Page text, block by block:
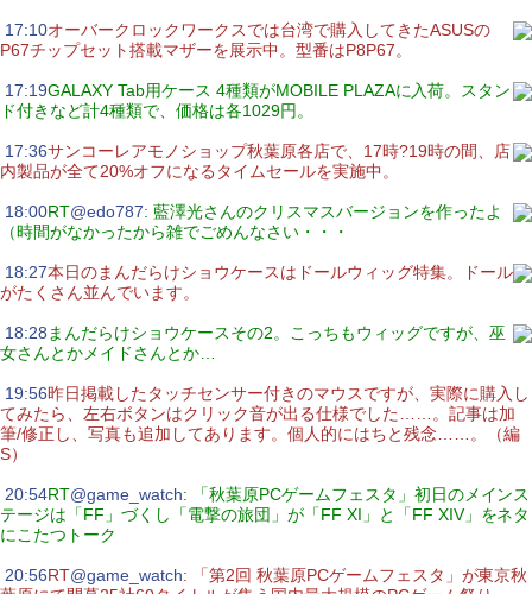
17:10オーバークロックワークスでは台湾で購入してきたASUSの
P67チップセット搭載マザーを展示中。型番はP8P67。
17:19GALAXY Tab用ケース 4種類がMOBILE PLAZAに入荷。スタン
ド付きなど計4種類で、価格は各1029円。
17:36サンコーレアモノショップ秋葉原各店で、17時?19時の間、店
内製品が全て20%オフになるタイムセールを実施中。
18:00RT@edo787: 藍澤光さんのクリスマスバージョンを作ったよ
（時間がなかったから雑でごめんなさい・・・
18:27本日のまんだらけショウケースはドールウィッグ特集。ドール
がたくさん並んでいます。
18:28 まんだらけショウケースその2。こっちもウィッグですが、巫
女さんとかメイドさんとか…
19:56昨日掲載したタッチセンサー付きのマウスですが、実際に購入し
てみたら、左右ボタンはクリック音が出る仕様でした……。記事は加
筆/修正し、写真も追加してあります。個人的にはちと残念……。（編
S）
20:54RT@game_watch: 「秋葉原PCゲームフェスタ」初日のメインス
テージは「FF」づくし「電撃の旅団」が「FF XI」と「FF XIV」をネタ
にこたつトーク
20:56RT@game_watch: 「第2回 秋葉原PCゲームフェスタ」が東京秋